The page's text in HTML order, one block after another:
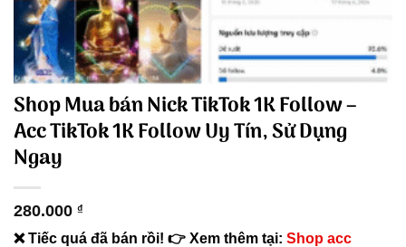
Shop Mua bán Nick TikTok 1K Follow –
Acc TikTok 1K Follow Uy Tín, Sử Dụng
Ngay
280.000 ₫
❌ Tiếc quá đã bán rồi! 👉 Xem thêm tại: Shop acc